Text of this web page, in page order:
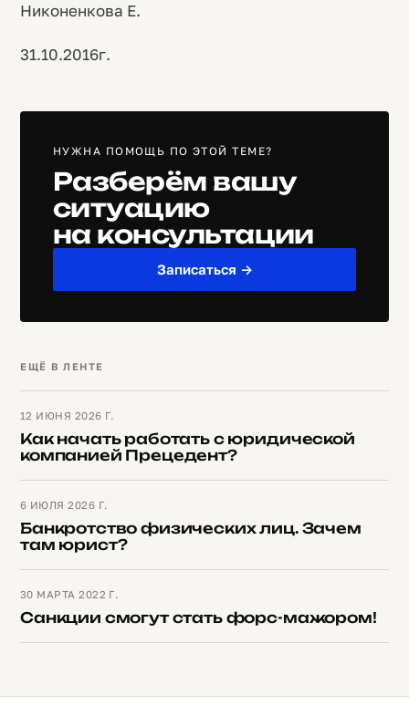
Никоненкова Е.
31.10.2016г.
НУЖНА ПОМОЩЬ ПО ЭТОЙ ТЕМЕ?
Разберём вашу
ситуацию
на консультации
Записаться →
ЕЩЁ В ЛЕНТЕ
12 ИЮНЯ 2026 Г.
Как начать работать с юридической
компанией Прецедент?
6 ИЮЛЯ 2026 Г.
Банкротство физических лиц. Зачем
там юрист?
30 МАРТА 2022 Г.
Санкции смогут стать форс-мажором!